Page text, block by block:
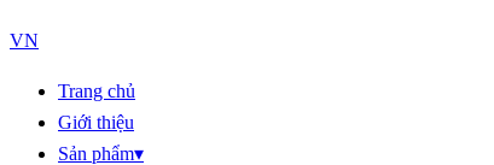
VN
Trang chủ
Giới thiệu
Sản phẩm▾